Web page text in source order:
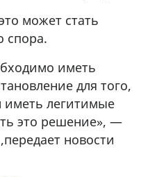
может стать
спора.
иметь
для того,
легитимые
это решение», —
новости